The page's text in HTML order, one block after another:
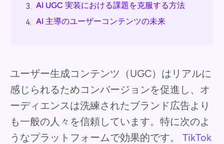
3. AI UGC 実装における課題を克服する方法
4. AI 主導のユーザーコンテンツの未来
ユーザー生成コンテンツ（UGC）はリアルに
感じられるためコンバージョンを促進し、オ
ーディエンスは洗練されたブランド広告より
も一般の人々を信頼しています。特に次のよ
うなプラットフォームで効果的です。 TikTok